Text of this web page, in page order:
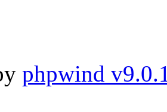
phpwind